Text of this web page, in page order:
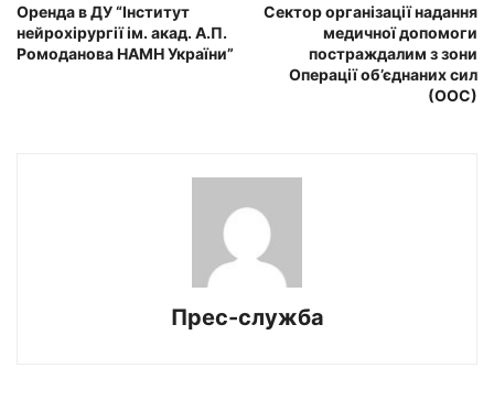
Оренда в ДУ “Інститут
нейрохірургії ім. акад. А.П.
Ромоданова НАМН України”
Сектор організації надання
медичної допомоги
постраждалим з зони
Операції об’єднаних сил
(ООС)
Прес-служба